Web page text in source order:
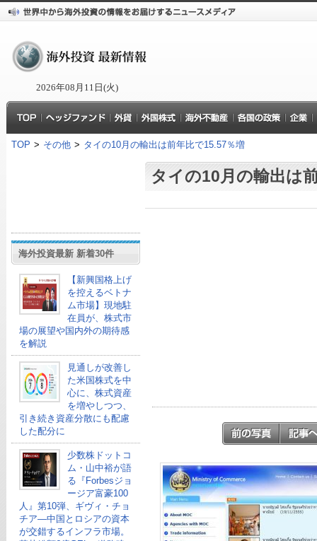
2026年08月11日(火)
TOP > その他 > タイの10月の輸出は前年比で15.57％増
海外投資最新 新着30件
【新興国格上げ
を控えるベトナ
ム市場】現地駐
在員が、株式市
場の展望や国内外の期待感
を解説
見通しが改善し
た米国株式を中
心に、株式資産
を増やしつつ、
引き続き資産分散にも配慮
した配分に
少数株ドットコ
ム・山中裕が語
る『Forbesジョ
ージア富豪100
人』第10弾、ギヴィ・チョ
チア―中国とロシアの資本
が交錯するインフラ市場。
タイの10月の輸出は